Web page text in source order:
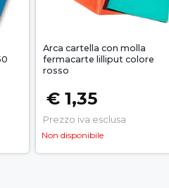
Arca cartella con molla
fermacarte lilliput colore
rosso
€ 1,35
Prezzo iva esclusa
Non disponibile